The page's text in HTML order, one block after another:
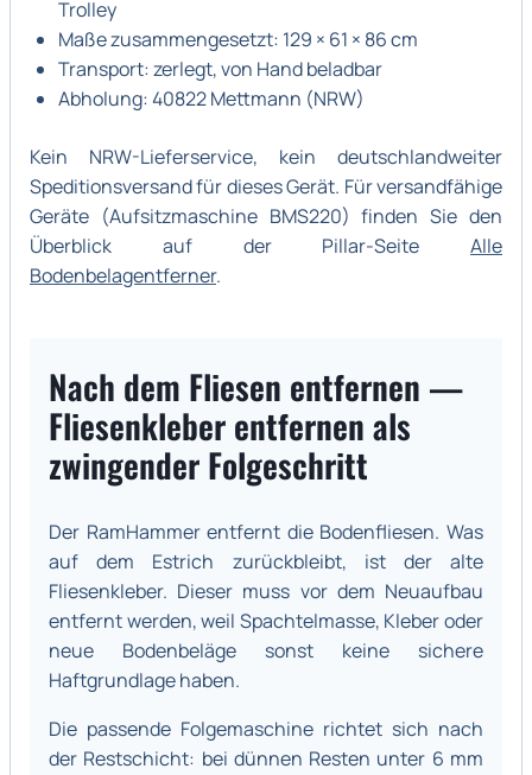
Trolley
Maße zusammengesetzt: 129 × 61 × 86 cm
Transport: zerlegt, von Hand beladbar
Abholung: 40822 Mettmann (NRW)
Kein NRW-Lieferservice, kein deutschlandweiter
Speditionsversand für dieses Gerät. Für versandfähige
Geräte (Aufsitzmaschine BMS220) finden Sie den
Überblick auf der Pillar-Seite Alle
Bodenbelagentferner.
Nach dem Fliesen entfernen —
Fliesenkleber entfernen als
zwingender Folgeschritt
Der RamHammer entfernt die Bodenfliesen. Was
auf dem Estrich zurückbleibt, ist der alte
Fliesenkleber. Dieser muss vor dem Neuaufbau
entfernt werden, weil Spachtelmasse, Kleber oder
neue Bodenbeläge sonst keine sichere
Haftgrundlage haben.
Die passende Folgemaschine richtet sich nach
der Restschicht: bei dünnen Resten unter 6 mm